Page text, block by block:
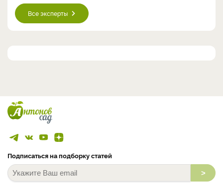
Все эксперты
Подписаться на подборку статей
>